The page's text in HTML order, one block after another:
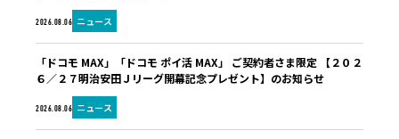
2026.08.06 ニュース
2026.08.06 ニュース
「ドコモ MAX」「ドコモ ポイ活 MAX」 ご契約者さま限定 【２０２
６／２７明治安田Ｊリーグ開幕記念プレゼント】のお知らせ